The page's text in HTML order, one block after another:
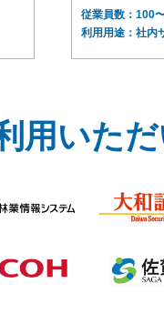
従業員数：100
利用用途：社内
用いただ